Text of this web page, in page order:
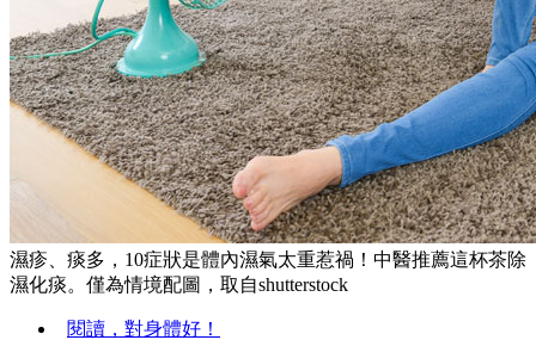
濕疹、痰多，10症狀是體內濕氣太重惹禍！中醫推薦這杯茶除
濕化痰。僅為情境配圖，取自shutterstock
閱讀，對身體好！